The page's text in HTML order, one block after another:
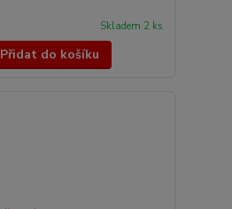
Skladem 2 ks
Přidat do košíku